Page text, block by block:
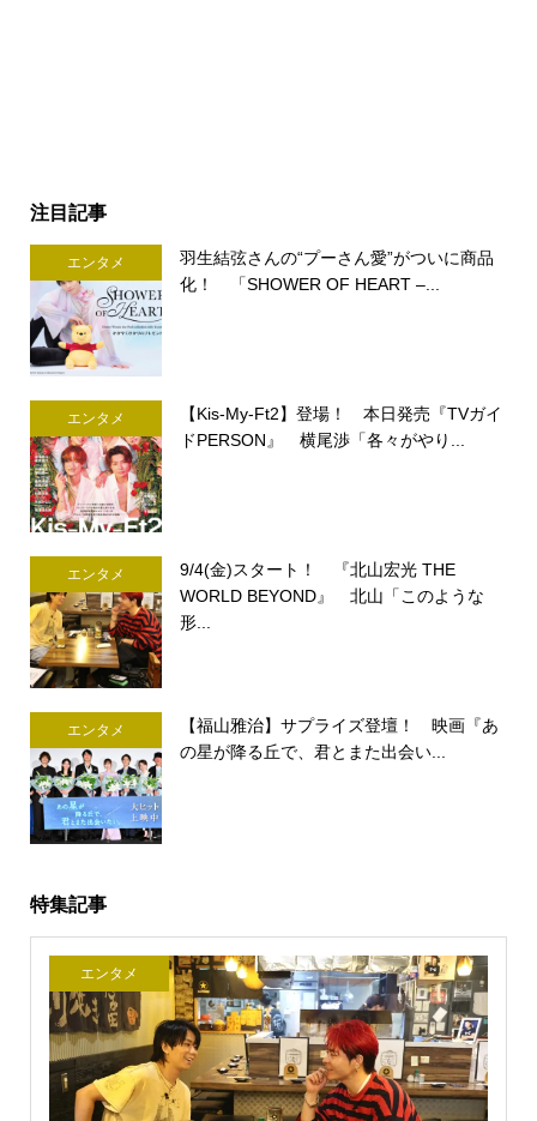
注目記事
エンタメ
羽生結弦さんの“プーさん愛”がついに商品
化！ 「SHOWER OF HEART –...
エンタメ
【Kis-My-Ft2】登場！ 本日発売『TVガイ
ドPERSON』 横尾渉「各々がやり...
エンタメ
9/4(金)スタート！ 『北山宏光 THE
WORLD BEYOND』 北山「このような
形...
エンタメ
【福山雅治】サプライズ登壇！ 映画『あ
の星が降る丘で、君とまた出会い...
特集記事
エンタメ